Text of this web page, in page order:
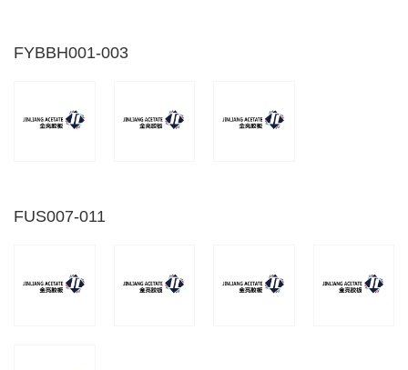
FYBBH001-003
FUS007-011